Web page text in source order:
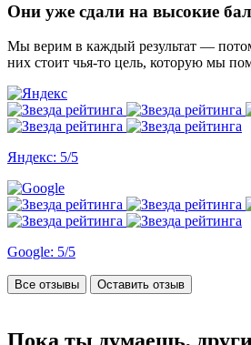
Они уже сдали на высокие
Мы верим в каждый результат —
них стоит чья-то цель, которую мы
Яндекс: 5/5
Google: 5/5
Все отзывы Оставить отзыв